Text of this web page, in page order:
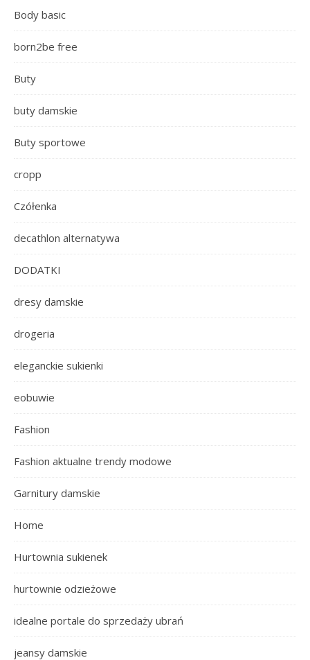
Body basic
born2be free
Buty
buty damskie
Buty sportowe
cropp
Czółenka
decathlon alternatywa
DODATKI
dresy damskie
drogeria
eleganckie sukienki
eobuwie
Fashion
Fashion aktualne trendy modowe
Garnitury damskie
Home
Hurtownia sukienek
hurtownie odzieżowe
idealne portale do sprzedaży ubrań
jeansy damskie